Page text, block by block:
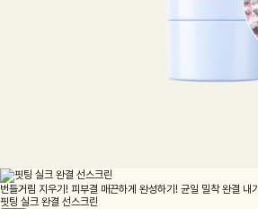
번들거림 지우기! 피부결 매끈하게 완성하기! 균일 밀착 완결 내기
핏팅 실크 완결 선스크린